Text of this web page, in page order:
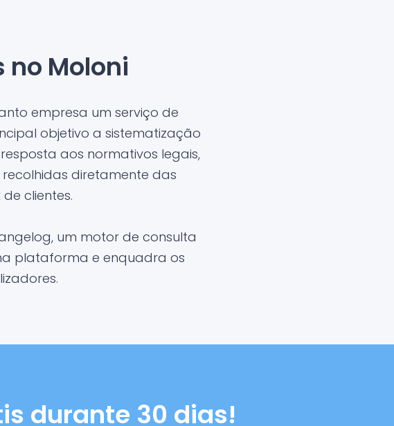
Moloni
empresa um serviço de
objetivo a sistematização
aos normativos legais,
diretamente das
clientes.
um motor de consulta
plataforma e enquadra os
durante 30 dias!